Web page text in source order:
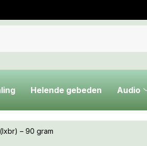
Helende gebeden Audio
– 90 gram